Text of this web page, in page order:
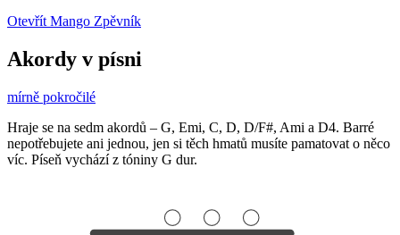
Otevřít Mango Zpěvník
Akordy v písni
mírně pokročilé
Hraje se na sedm akordů – G, Emi, C, D, D/F#, Ami a D4. Barré
nepotřebujete ani jednou, jen si těch hmatů musíte pamatovat o něco
víc. Píseň vychází z tóniny G dur.